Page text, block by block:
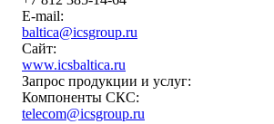
E-mail:
baltica@icsgroup.ru
Сайт:
www.icsbaltica.ru
Запрос продукции и услуг:
Компоненты СКС:
telecom@icsgroup.ru